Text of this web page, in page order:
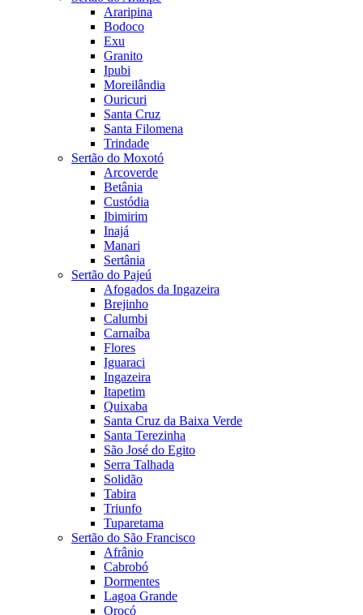
Araripina
Bodoco
Exu
Granito
Ipubi
Moreilândia
Ouricuri
Santa Cruz
Santa Filomena
Trindade
Sertão do Moxotó
Arcoverde
Betânia
Custódia
Ibimirim
Inajá
Manari
Sertânia
Sertão do Pajeú
Afogados da Ingazeira
Brejinho
Calumbi
Carnaíba
Flores
Iguaraci
Ingazeira
Itapetim
Quixaba
Santa Cruz da Baixa Verde
Santa Terezinha
São José do Egito
Serra Talhada
Solidão
Tabira
Triunfo
Tuparetama
Sertão do São Francisco
Afrânio
Cabrobó
Dormentes
Lagoa Grande
Orocó